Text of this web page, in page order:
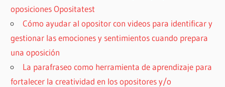
oposiciones Opositatest
Cómo ayudar al opositor con videos para identificar y
gestionar las emociones y sentimientos cuando prepara
una oposición
La parafraseo como herramienta de aprendizaje para
fortalecer la creatividad en los opositores y/o